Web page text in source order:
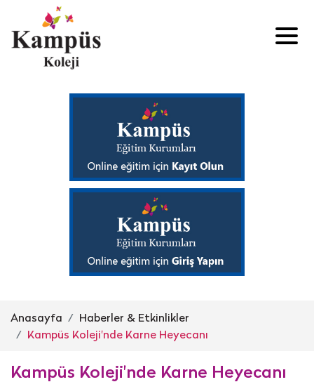
Anasayfa
Haberler & Etkinlikler
Kampüs Koleji'nde Karne Heyecanı
Kampüs Koleji'nde Karne Heyecanı